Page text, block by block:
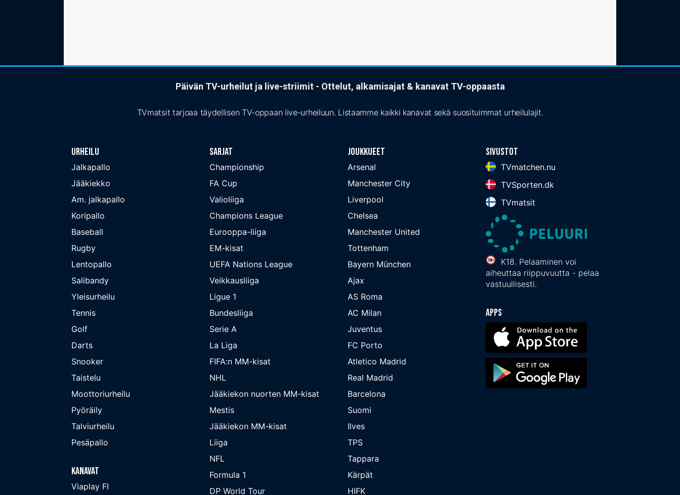
Päivän TV-urheilut ja live-striimit - Ottelut, alkamisajat & kanavat TV-oppaasta
TVmatsit tarjoaa täydellisen TV-oppaan live-urheiluun. Listaamme kaikki kanavat sekä suosituimmat urheilulajit.
Urheilu
Jalkapallo
Jääkiekko
Am. jalkapallo
Koripallo
Baseball
Rugby
Lentopallo
Salibandy
Yleisurheilu
Tennis
Golf
Darts
Snooker
Taistelu
Moottoriurheilu
Pyöräily
Talviurheilu
Pesäpallo
Kanavat
Viaplay FI
Sarjat
Championship
FA Cup
Valioliiga
Champions League
Eurooppa-liiga
EM-kisat
UEFA Nations League
Veikkausliiga
Ligue 1
Bundesliiga
Serie A
La Liga
FIFA:n MM-kisat
NHL
Jääkiekon nuorten MM-kisat
Mestis
Jääkiekon MM-kisat
Liiga
NFL
Formula 1
DP World Tour
Joukkueet
Arsenal
Manchester City
Liverpool
Chelsea
Manchester United
Tottenham
Bayern München
Ajax
AS Roma
AC Milan
Juventus
FC Porto
Atletico Madrid
Real Madrid
Barcelona
Suomi
Ilves
TPS
Tappara
Kärpät
HIFK
Sivustot
TVmatchen.nu
TVSporten.dk
TVmatsit
K18. Pelaaminen voi
aiheuttaa riippuvuutta - pelaa
vastuullisesti.
Apps